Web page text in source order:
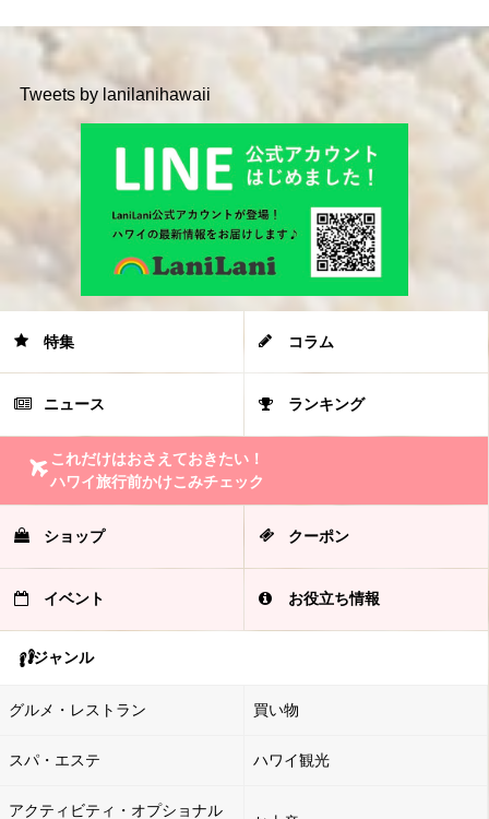
Tweets by lanilanihawaii
特集 コラム
ニュース ランキング
これだけはおさえておきたい！
ハワイ旅行前かけこみチェック
ショップ クーポン
イベント お役立ち情報
ジャンル
グルメ・レストラン 買い物
スパ・エステ ハワイ観光
アクティビティ・オプショナル